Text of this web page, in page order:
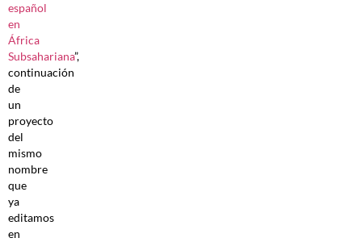
español
en
África
Subsahariana”,
continuación
de
un
proyecto
del
mismo
nombre
que
ya
editamos
en